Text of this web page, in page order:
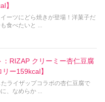
】
ーツにどら焼きが登場！洋菓子だ
食べたいと ...
：RIZAP クリーミー杏仁豆腐
ー159kcal】
ライザップコラボの杏仁豆腐で
、なめらか ...